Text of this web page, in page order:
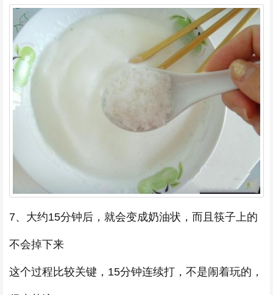
7、大约15分钟后，就会变成奶油状，而且筷子上的
不会掉下来
这个过程比较关键，15分钟连续打，不是闹着玩的，